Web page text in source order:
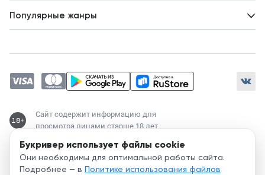
Букривер использует файлы cookie
Они необходимы для оптимальной работы сайта.
Подробнее — в Политике использования файлов
Популярные жанры
Магические академии
Современный любовный роман
Любовное фэнтези
18+
Сайт содержит информацию для
просмотра лицами старше 18 лет
Служба поддержки:
support@bookriver.ru